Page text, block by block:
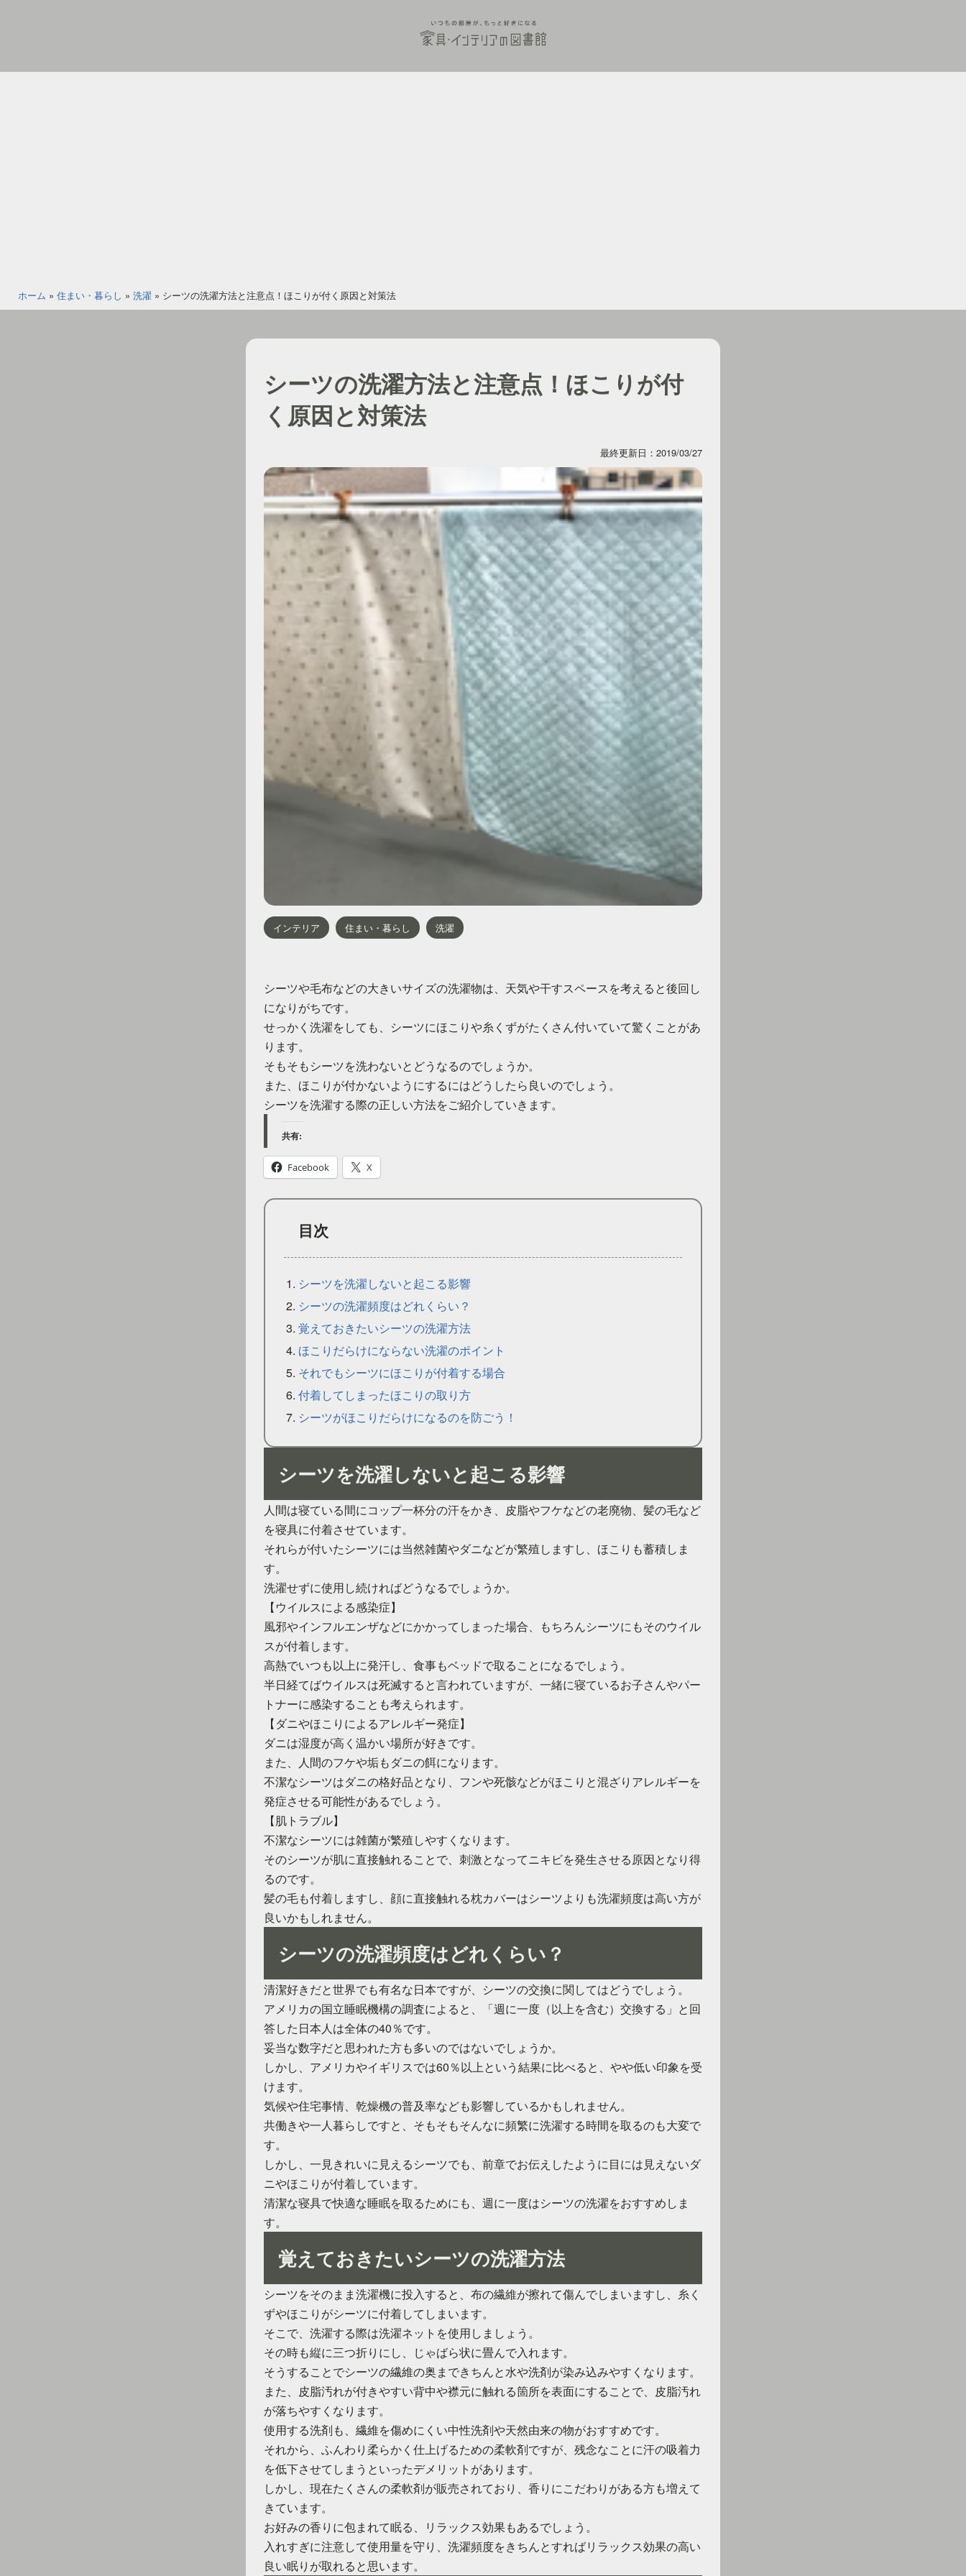
家
ホーム » 住まい・暮らし » 洗濯 » シーツの洗濯方法と注意点！ほこりが付く原因と対策法
シーツの洗濯方法と注意点！ほこりが付
く原因と対策法
最終更新日：2019/03/27
インテリア 住まい・暮らし 洗濯
シーツや毛布などの大きいサイズの洗濯物は、天気や干すスペースを考えると後回し
になりがちです。
せっかく洗濯をしても、シーツにほこりや糸くずがたくさん付いていて驚くことがあ
ります。
そもそもシーツを洗わないとどうなるのでしょうか。
また、ほこりが付かないようにするにはどうしたら良いのでしょう。
シーツを洗濯する際の正しい方法をご紹介していきます。
共有:
Facebook X
目次
シーツを洗濯しないと起こる影響
シーツの洗濯頻度はどれくらい？
覚えておきたいシーツの洗濯方法
ほこりだらけにならない洗濯のポイント
それでもシーツにほこりが付着する場合
付着してしまったほこりの取り方
シーツがほこりだらけになるのを防ごう！
シーツを洗濯しないと起こる影響
人間は寝ている間にコップ一杯分の汗をかき、皮脂やフケなどの老廃物、髪の毛など
を寝具に付着させています。
それらが付いたシーツには当然雑菌やダニなどが繁殖しますし、ほこりも蓄積しま
す。
洗濯せずに使用し続ければどうなるでしょうか。
【ウイルスによる感染症】
風邪やインフルエンザなどにかかってしまった場合、もちろんシーツにもそのウイル
スが付着します。
高熱でいつも以上に発汗し、食事もベッドで取ることになるでしょう。
半日経てばウイルスは死滅すると言われていますが、一緒に寝ているお子さんやパー
トナーに感染することも考えられます。
【ダニやほこりによるアレルギー発症】
ダニは湿度が高く温かい場所が好きです。
また、人間のフケや垢もダニの餌になります。
不潔なシーツはダニの格好品となり、フンや死骸などがほこりと混ざりアレルギーを
発症させる可能性があるでしょう。
【肌トラブル】
不潔なシーツには雑菌が繁殖しやすくなります。
そのシーツが肌に直接触れることで、刺激となってニキビを発生させる原因となり得
るのです。
髪の毛も付着しますし、顔に直接触れる枕カバーはシーツよりも洗濯頻度は高い方が
良いかもしれません。
シーツの洗濯頻度はどれくらい？
清潔好きだと世界でも有名な日本ですが、シーツの交換に関してはどうでしょう。
アメリカの国立睡眠機構の調査によると、「週に一度（以上を含む）交換する」と回
答した日本人は全体の40％です。
妥当な数字だと思われた方も多いのではないでしょうか。
しかし、アメリカやイギリスでは60％以上という結果に比べると、やや低い印象を受
けます。
気候や住宅事情、乾燥機の普及率なども影響しているかもしれません。
共働きや一人暮らしですと、そもそもそんなに頻繁に洗濯する時間を取るのも大変で
す。
しかし、一見きれいに見えるシーツでも、前章でお伝えしたように目には見えないダ
ニやほこりが付着しています。
清潔な寝具で快適な睡眠を取るためにも、週に一度はシーツの洗濯をおすすめしま
す。
覚えておきたいシーツの洗濯方法
シーツをそのまま洗濯機に投入すると、布の繊維が擦れて傷んでしまいますし、糸く
ずやほこりがシーツに付着してしまいます。
そこで、洗濯する際は洗濯ネットを使用しましょう。
その時も縦に三つ折りにし、じゃばら状に畳んで入れます。
そうすることでシーツの繊維の奥まできちんと水や洗剤が染み込みやすくなります。
また、皮脂汚れが付きやすい背中や襟元に触れる箇所を表面にすることで、皮脂汚れ
が落ちやすくなります。
使用する洗剤も、繊維を傷めにくい中性洗剤や天然由来の物がおすすめです。
それから、ふんわり柔らかく仕上げるための柔軟剤ですが、残念なことに汗の吸着力
を低下させてしまうといったデメリットがあります。
しかし、現在たくさんの柔軟剤が販売されており、香りにこだわりがある方も増えて
きています。
お好みの香りに包まれて眠る、リラックス効果もあるでしょう。
入れすぎに注意して使用量を守り、洗濯頻度をきちんとすればリラックス効果の高い
良い眠りが取れると思います。